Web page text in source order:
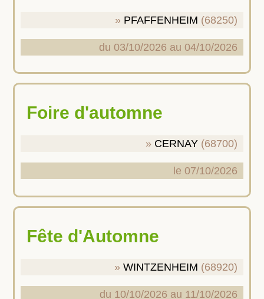
PFAFFENHEIM (68250)
du 03/10/2026 au 04/10/2026
Foire d'automne
CERNAY (68700)
le 07/10/2026
Fête d'Automne
WINTZENHEIM (68920)
du 10/10/2026 au 11/10/2026